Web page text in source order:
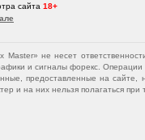
сайта 18+
Master» не несет
и сигналы форекс.
предоставленные на
и на них нельзя полагаться при